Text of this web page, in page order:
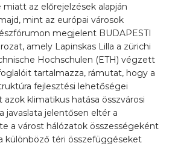
az előrejelzések alapján
mint az európai városok
megjelent BUDAPESTI
amely Lapinskas Lilla a zürichi
Hochschulen (ETH) végzett
tartalmazza, rámutat, hogy a
fejlesztési lehetőségei
klimatikus hatása összvárosi
javaslata jelentősen eltér a
a várost hálózatok összességeként
különböző téri összefüggéseket